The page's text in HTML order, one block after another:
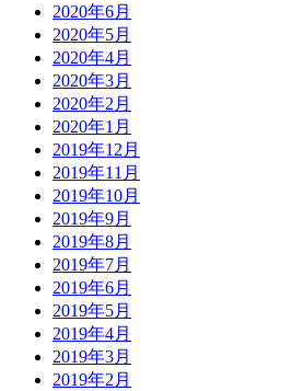
2020年6月
2020年5月
2020年4月
2020年3月
2020年2月
2020年1月
2019年12月
2019年11月
2019年10月
2019年9月
2019年8月
2019年7月
2019年6月
2019年5月
2019年4月
2019年3月
2019年2月